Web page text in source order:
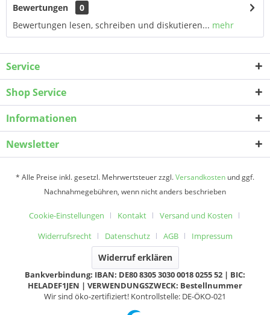
Bewertungen
0
Bewertungen lesen, schreiben und diskutieren... mehr
Service
Shop Service
Informationen
Newsletter
* Alle Preise inkl. gesetzl. Mehrwertsteuer zzgl.Versandkosten und ggf.
Nachnahmegebühren, wenn nicht anders beschrieben
Cookie-Einstellungen Kontakt
Versand und Kosten
Widerrufsrecht
Datenschutz AGB Impressum
Widerruf erklären
Bankverbindung: IBAN: DE80 8305 3030 0018 0255 52 | BIC:
HELADEF1JEN | VERWENDUNGSZWECK: Bestellnummer
Wir sind öko-zertifiziert! Kontrollstelle: DE-ÖKO-021